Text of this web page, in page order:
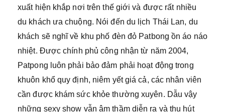
xuất hiện khắp nơi trên thế giới và được rất nhiều
du khách ưa chuộng. Nói đến du lịch Thái Lan, du
khách sẽ nghĩ về khu phố đèn đỏ Patbong ồn áo náo
nhiệt. Được chính phủ công nhận từ năm 2004,
Patpong luôn phải bảo đảm phải hoạt động trong
khuôn khổ quy định, niêm yết giá cả, các nhân viên
cần được khám sức khỏe thường xuyên. Dẫu vậy
những sexy show vẫn âm thầm diễn ra và thu hút